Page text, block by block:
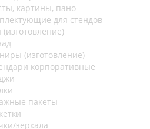
картины, пано
для стендов
(изготовление)
корпоративные
пакеты
зеркала